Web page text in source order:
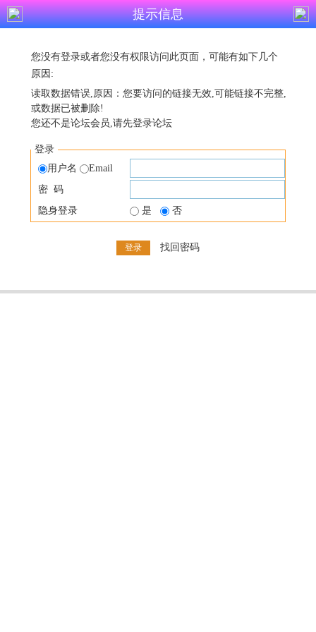
提示信息
您没有登录或者您没有权限访问此页面，可能有如下几个
原因:
读取数据错误,原因：您要访问的链接无效,可能链接不完整,
或数据已被删除!
您还不是论坛会员,请先登录论坛
登录
用户名
Email
密 码
隐身登录
是 否
找回密码